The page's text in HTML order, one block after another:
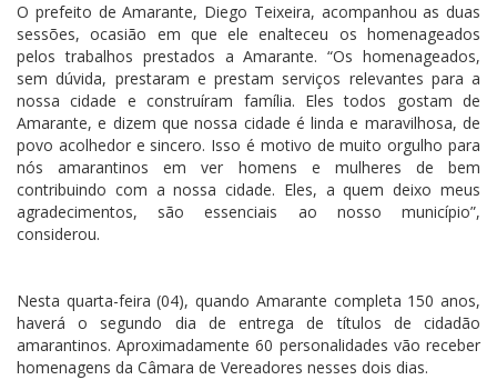
O prefeito de Amarante, Diego Teixeira, acompanhou as duas
sessões, ocasião em que ele enalteceu os homenageados
pelos trabalhos prestados a Amarante. “Os homenageados,
sem dúvida, prestaram e prestam serviços relevantes para a
nossa cidade e construíram família. Eles todos gostam de
Amarante, e dizem que nossa cidade é linda e maravilhosa, de
povo acolhedor e sincero. Isso é motivo de muito orgulho para
nós amarantinos em ver homens e mulheres de bem
contribuindo com a nossa cidade. Eles, a quem deixo meus
agradecimentos, são essenciais ao nosso município”,
considerou.
Nesta quarta-feira (04), quando Amarante completa 150 anos,
haverá o segundo dia de entrega de títulos de cidadão
amarantinos. Aproximadamente 60 personalidades vão receber
homenagens da Câmara de Vereadores nesses dois dias.